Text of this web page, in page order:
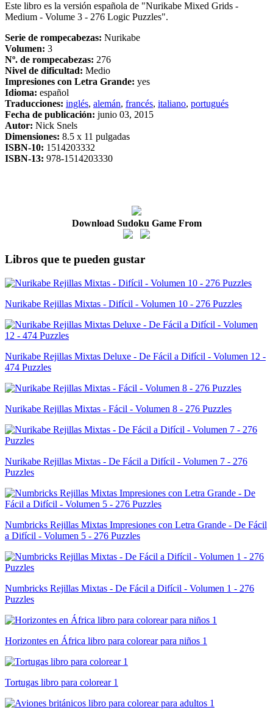
Este libro es la versión española de "Nurikabe Mixed Grids -
Medium - Volume 3 - 276 Logic Puzzles".
Serie de rompecabezas: Nurikabe
Volumen: 3
Nº. de rompecabezas: 276
Nivel de dificultad: Medio
Impresiones con Letra Grande: yes
Idioma: español
Traducciones: inglés, alemán, francés, italiano, portugués
Fecha de publicación: junio 03, 2015
Autor: Nick Snels
Dimensiones: 8.5 x 11 pulgadas
ISBN-10: 1514203332
ISBN-13: 978-1514203330
Download Sudoku Game From
Libros que te pueden gustar
Nurikabe Rejillas Mixtas - Difícil - Volumen 10 - 276 Puzzles
Nurikabe Rejillas Mixtas Deluxe - De Fácil a Difícil - Volumen 12 -
474 Puzzles
Nurikabe Rejillas Mixtas - Fácil - Volumen 8 - 276 Puzzles
Nurikabe Rejillas Mixtas - De Fácil a Difícil - Volumen 7 - 276
Puzzles
Numbricks Rejillas Mixtas Impresiones con Letra Grande - De Fácil
a Difícil - Volumen 5 - 276 Puzzles
Numbricks Rejillas Mixtas - De Fácil a Difícil - Volumen 1 - 276
Puzzles
Horizontes en África libro para colorear para niños 1
Tortugas libro para colorear 1